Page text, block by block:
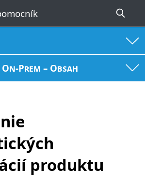
On-Prem – Obsah
produktu